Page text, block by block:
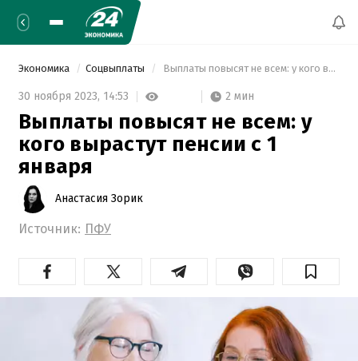
Экономика Соцвыплаты Выплаты повысят не всем: у кого вырастут пенсии с 1 января
30 ноября 2023, 14:53 2 мин
Выплаты повысят не всем: у
кого вырастут пенсии с 1
января
Анастасия Зорик
Источник: ПФУ